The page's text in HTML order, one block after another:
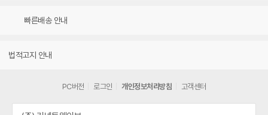
빠른배송 안내
법적고지 안내
PC버전 로그인 개인정보처리방침 고객센터